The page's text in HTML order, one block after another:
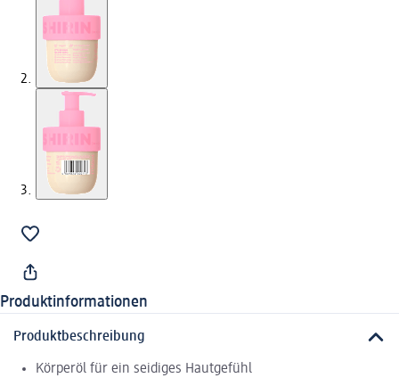
Produktinformationen
Produktbeschreibung
Körperöl für ein seidiges Hautgefühl